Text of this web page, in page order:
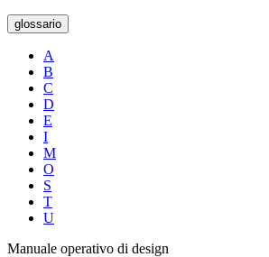
glossario
A
B
C
D
E
I
M
O
S
T
U
Manuale operativo di design